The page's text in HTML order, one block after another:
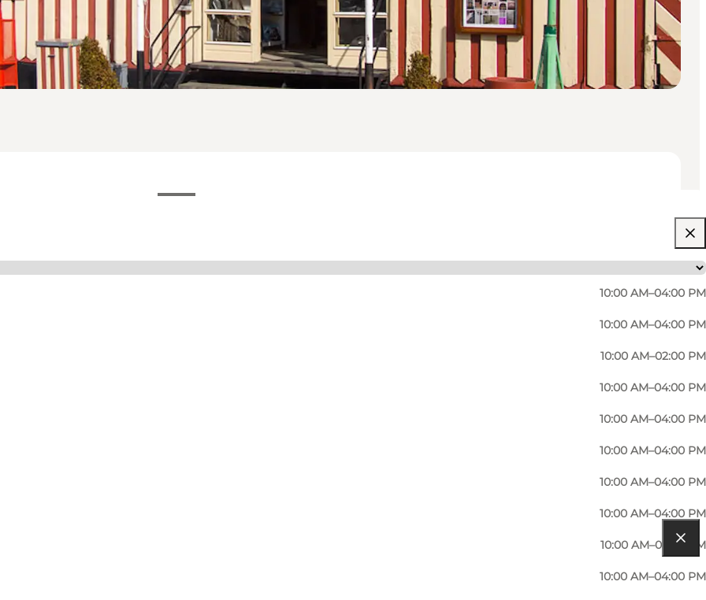
10:00 AM–04:00 PM
10:00 AM–04:00 PM
10:00 AM–02:00 PM
10:00 AM–04:00 PM
10:00 AM–04:00 PM
10:00 AM–04:00 PM
10:00 AM–04:00 PM
10:00 AM–04:00 PM
10:00 AM–02:00 PM
10:00 AM–04:00 PM